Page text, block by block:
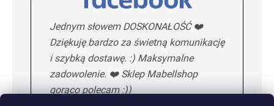
Jednym słowem DOSKONAŁOŚĆ ❤️
Dziękuję bardzo za świetną komunikację
i szybką dostawę. :) Maksymalne
zadowolenie. ❤️ Sklep Mabellshop
gorąco polecam :))